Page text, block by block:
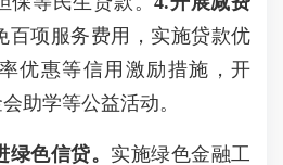
百项服务费用，实施贷款优
优惠等信用激励措施，开
助学等公益活动。
绿色信贷。 实施绿色金融工